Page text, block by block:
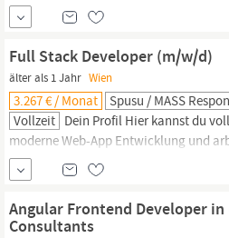
suchen wir eine versierte Entwicklerin
Entwickler. Wir betreiben und
und React-
Full Stack Developer (m/w/d)
älter als 1 Jahr Wien
3.267 € / Monat
Spusu / MASS
Vollzeit Dein Profil Hier kannst du
moderne Web-App Entwicklung und
freundschaftlichen Team? Super! Dir
unsere Web-Applikationen übertragen,
folgendes mit: Erfahrung im
in modernen Web-Frameworks wie
Angular Frontend Developer
Consultants